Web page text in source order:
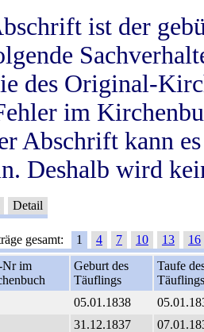
ist der
des Original-
im
Abschrift kann
Deshalb wird
Detail
gesamt: 1 4 7 10 13
16
im
Geburt des
Täuflings
Taufe
Täuflings
05.01.1838
31.12.1837